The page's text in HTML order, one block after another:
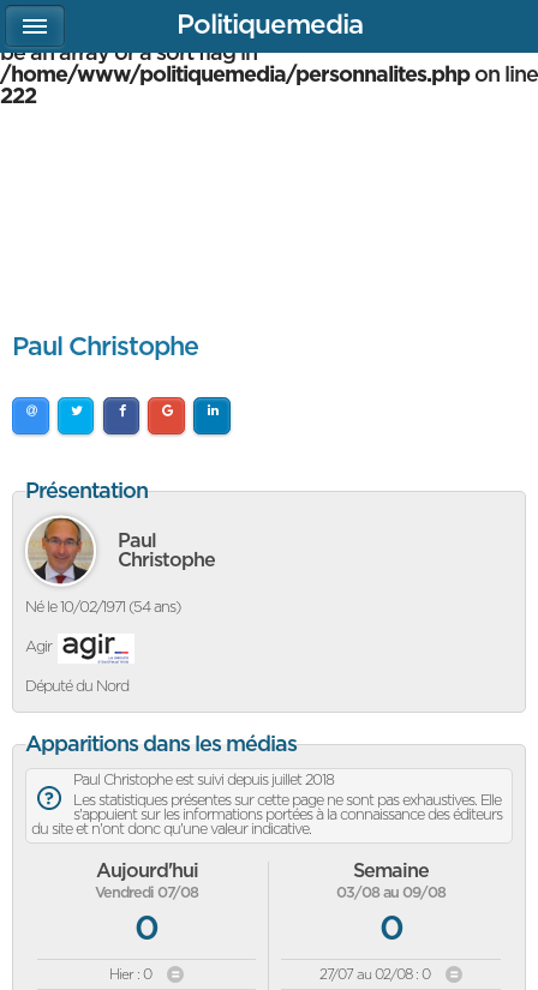
Warning
: array_multisort(): Argument #1 is expected to
be an array or a sort flag in
/home/www/politiquemedia/personnalites.phpon line
222
Paul Christophe
Présentation
Paul
Christophe
Né le 10/02/1971 (54 ans)
Agir
Député du Nord
Apparitions dans les médias
Paul Christophe est suivi depuis juillet 2018
Les statistiques présentes sur cette page ne sont pas exhaustives. Elle
s'appuient sur les informations portées à la connaissance des éditeurs
du site et n'ont donc qu'une valeur indicative.
Aujourd'hui
Vendredi 07/08
0
Hier : 0
Semaine
03/08 au 09/08
0
27/07 au 02/08 : 0
Politiquemedia